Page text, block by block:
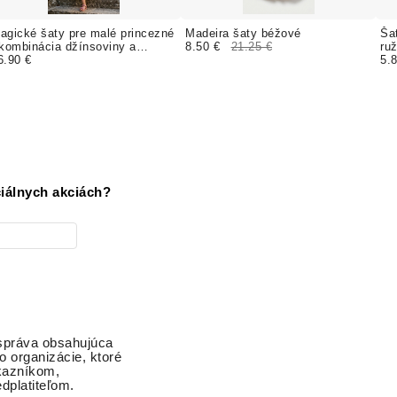
šaty pre malé princezné
džínsoviny a
tylu , biele
€
Madeira šaty béžové
8.50 € 21.25 €
akciách?
obsahujúca
organizácie, ktoré